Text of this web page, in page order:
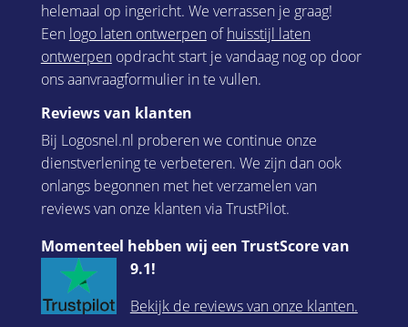
helemaal op ingericht. We verrassen je graag!
Een logo laten ontwerpenofhuisstijl laten
ontwerpenopdracht start je vandaag nog op door
ons aanvraagformulier in te vullen.
Reviews van klanten
Bij Logosnel.nl proberen we continue onze
dienstverlening te verbeteren. We zijn dan ook
onlangs begonnen met het verzamelen van
reviews van onze klanten via TrustPilot.
Momenteel hebben wij een TrustScore van
9.1!
Bekijk de reviews van onze klanten.